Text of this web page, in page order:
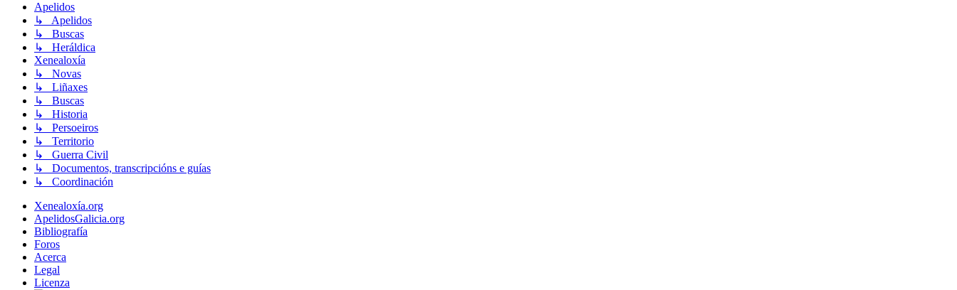
Apelidos
↳ Apelidos
↳ Buscas
↳ Heráldica
Xenealoxía
↳ Novas
↳ Liñaxes
↳ Buscas
↳ Historia
↳ Persoeiros
↳ Territorio
↳ Guerra Civil
↳ Documentos, transcripcións e guías
↳ Coordinación
Xenealoxía.org
ApelidosGalicia.org
Bibliografía
Foros
Acerca
Legal
Licenza